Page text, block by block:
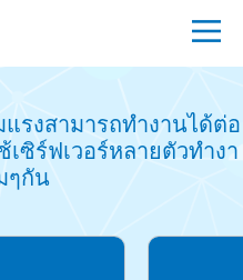
แรงสามารถทำงานได้ต่อ
เซิร์ฟเวอร์หลายตัวทำงา
ๆกัน